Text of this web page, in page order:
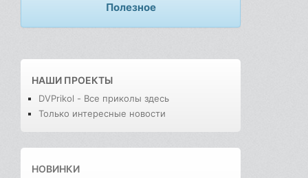
Полезное
НАШИ ПРОЕКТЫ
DVPrikol - Все приколы здесь
Только интересные новости
НОВИНКИ